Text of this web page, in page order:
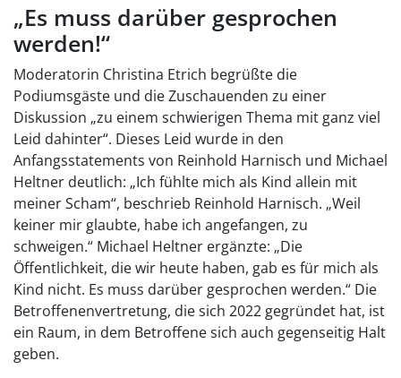
„Es muss darüber gesprochen
werden!“
Moderatorin Christina Etrich begrüßte die
Podiumsgäste und die Zuschauenden zu einer
Diskussion „zu einem schwierigen Thema mit ganz viel
Leid dahinter“. Dieses Leid wurde in den
Anfangsstatements von Reinhold Harnisch und Michael
Heltner deutlich: „Ich fühlte mich als Kind allein mit
meiner Scham“, beschrieb Reinhold Harnisch. „Weil
keiner mir glaubte, habe ich angefangen, zu
schweigen.“ Michael Heltner ergänzte: „Die
Öffentlichkeit, die wir heute haben, gab es für mich als
Kind nicht. Es muss darüber gesprochen werden.“ Die
Betroffenenvertretung, die sich 2022 gegründet hat, ist
ein Raum, in dem Betroffene sich auch gegenseitig Halt
geben.